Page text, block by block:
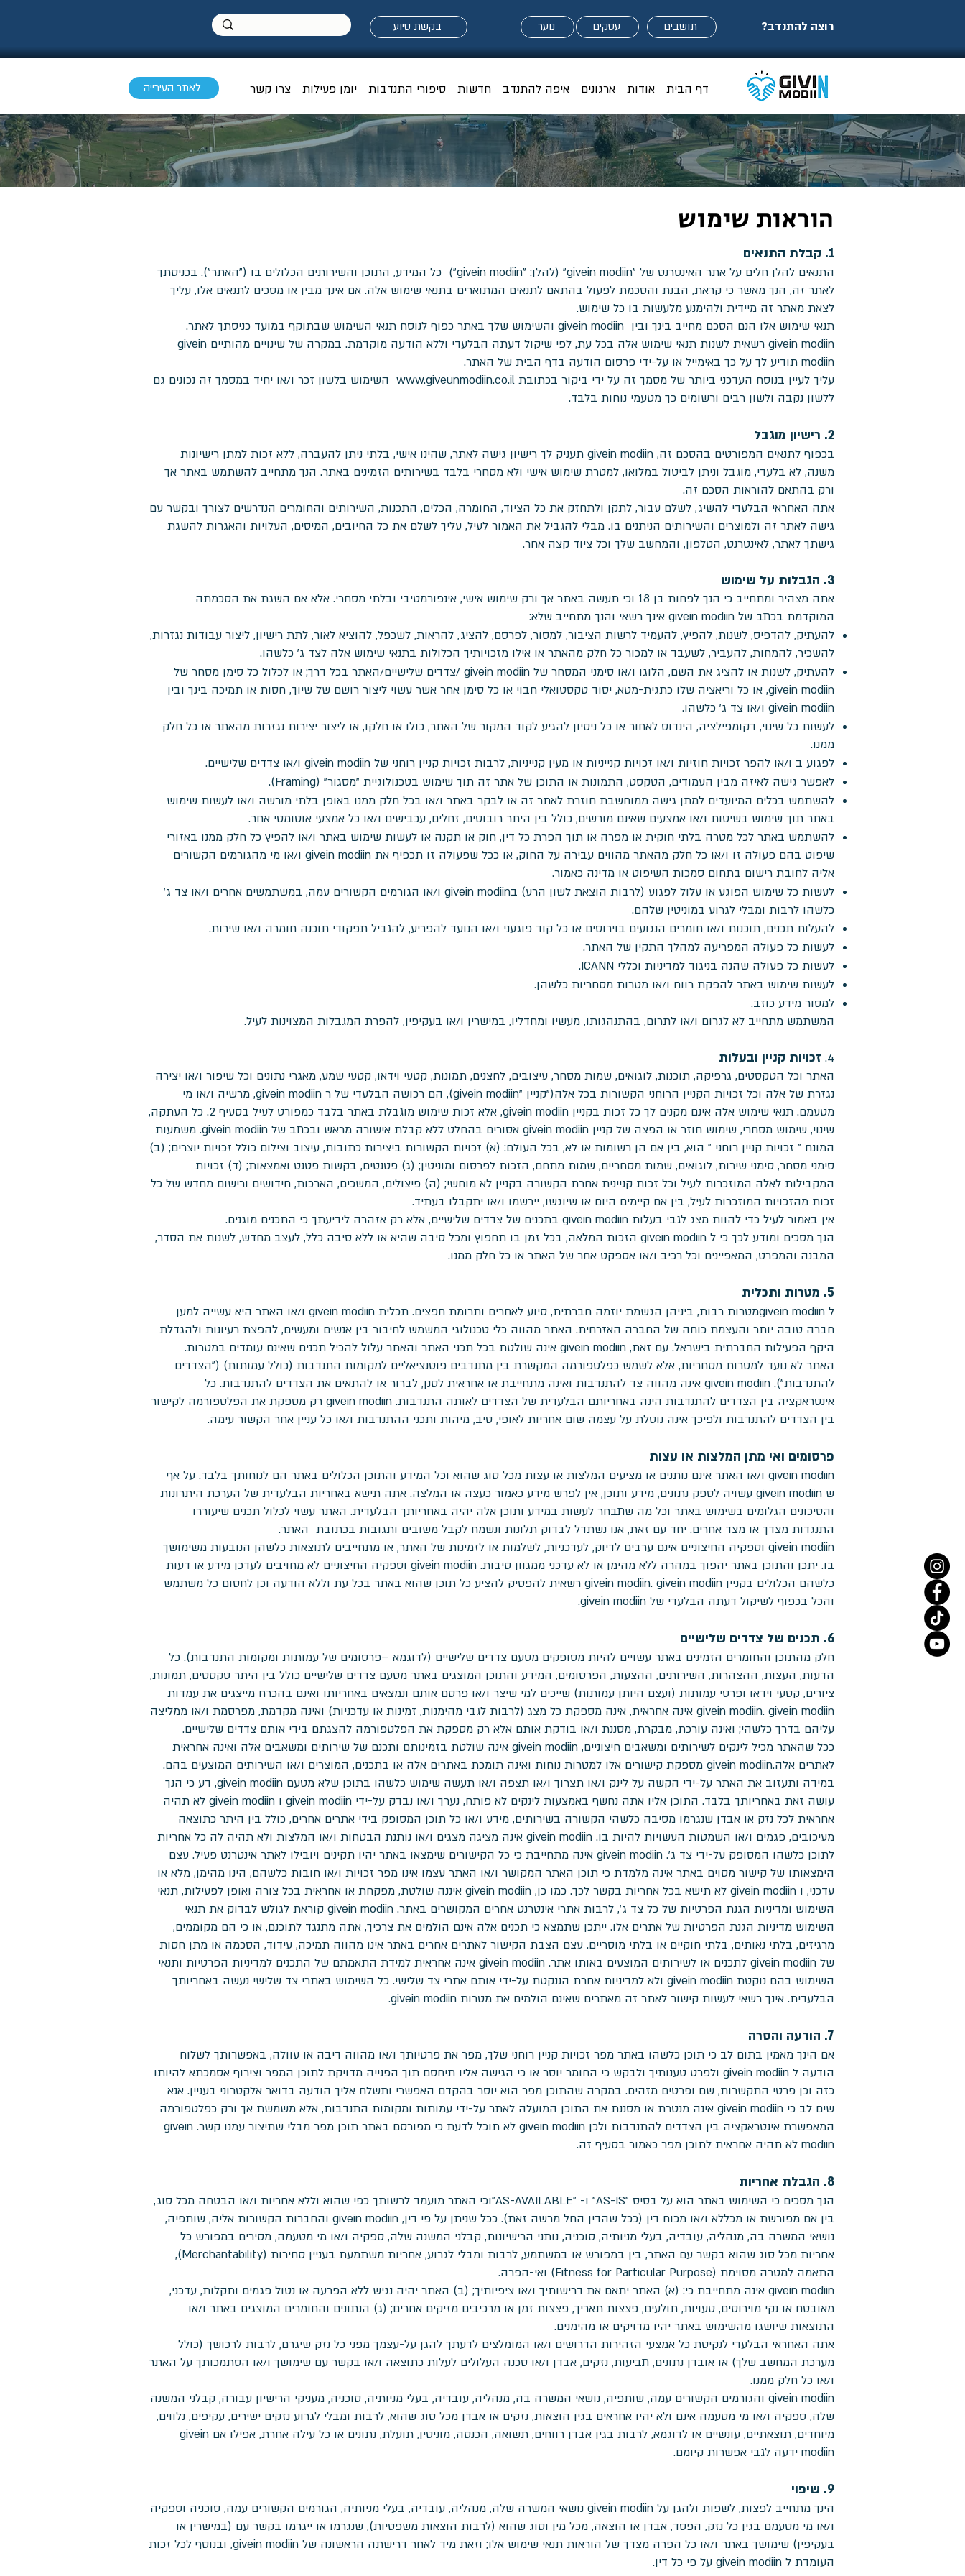
בקשת סיוע נוער עסקים תושבים רוצה להתנדב?
לאתר העירייה דף הבית אודות ארגונים איפה להתנדב חדשות סיפורי התנדבות יומן פעילות צרו קשר
הוראות שימוש
1. קבלת התנאים
התנאים להלן חלים על אתר האינטרנט של "givein modiin" (להלן: "givein modiin") כל המידע, התוכן והשירותים הכלולים בו ("האתר"). בכניסתך
לאתר זה, הנך מאשר כי קראת, הבנת והסכמת לפעול בהתאם לתנאים המתוארים בתנאי שימוש אלה. אם אינך מבין או מסכים לתנאים אלו, עליך
לצאת מאתר זה מיידית ולהימנע מלעשות בו כל שימוש.
תנאי שימוש אלו הנם הסכם מחייב בינך ובין givein modiin והשימוש שלך באתר כפוף לנוסח תנאי השימוש שבתוקף במועד כניסתך לאתר.
givein modiin רשאית לשנות תנאי שימוש אלה בכל עת, לפי שיקול דעתה הבלעדי וללא הודעה מוקדמת. במקרה של שינויים מהותיים givein
modiin תודיע לך על כך באימייל או על-ידי פרסום הודעה בדף הבית של האתר.
עליך לעיין בנוסח העדכני ביותר של מסמך זה על ידי ביקור בכתובת www.giveunmodiin.co.il השימוש בלשון זכר ו/או יחיד במסמך זה נכונים גם
ללשון נקבה ולשון רבים ורשומים כך מטעמי נוחות בלבד.
2. רישיון מוגבל
בכפוף לתנאים המפורטים בהסכם זה, givein modiin תעניק לך רישיון גישה לאתר, שהינו אישי, בלתי ניתן להעברה, ללא זכות למתן רישיונות
משנה, לא בלעדי, מוגבל וניתן לביטול במלואו, למטרת שימוש אישי ולא מסחרי בלבד בשירותים הזמינים באתר. הנך מתחייב להשתמש באתר אך
ורק בהתאם להוראות הסכם זה.
אתה האחראי הבלעדי להשיג, לשלם עבור, לתקן ולתחזק את כל הציוד, החומרה, הכלים, התכנות, השירותים והחומרים הנדרשים לצורך ובקשר עם
גישה לאתר זה ולמוצרים והשירותים הניתנים בו. מבלי להגביל את האמור לעיל, עליך לשלם את כל החיובים, המיסים, העלויות והאגרות להשגת
גישתך לאתר, לאינטרנט, הטלפון, והמחשב שלך וכל ציוד קצה אחר.
3. הגבלות על שימוש
אתה מצהיר ומתחייב כי הנך לפחות בן 18 וכי תעשה באתר אך ורק שימוש אישי, אינפורמטיבי ובלתי מסחרי. אלא אם השגת את הסכמתה
המוקדמת בכתב של givein modiin אינך רשאי והנך מתחייב שלא:
להעתיק, להדפיס, לשנות, להפיץ, להעמיד לרשות הציבור, למסור, לפרסם, להציג, להראות, לשכפל, להוציא לאור, לתת רישיון, ליצור עבודות נגזרות,
להשכיר, להמחות, להעביר, לשעבד או למכור כל חלק מהאתר או אילו מזכויותיך הכלולות בתנאי שימוש אלה לצד ג' כלשהו.
להעתיק, לשנות או להציג את השם, הלוגו ו/או סימני המסחר של givein modiin /צדדים שלישיים/האתר בכל דרך; או לכלול כל סימן מסחר של
givein modiin, או כל וריאציה שלו כתגית-מטא, יסוד טקסטואלי חבוי או כל סימן אחר אשר עשוי ליצור רושם של שיוך, חסות או תמיכה בינך ובין
givein modiin ו/או צד ג' כלשהו.
לעשות כל שינוי, דקומפילציה, הינדוס לאחור או כל ניסיון להגיע לקוד המקור של האתר, כולו או חלקו, או ליצור יצירות נגזרות מהאתר או כל חלק
ממנו.
לפגוע ב ו/או להפר זכויות חוזיות ו/או זכויות קנייניות או מעין קנייניות, לרבות זכויות קניין רוחני של givein modiin ו/או צדדים שלישיים.
לאפשר גישה לאיזה מבין העמודים, הטקסט, התמונות או התוכן של אתר זה תוך שימוש בטכנולוגיית "מסגור" (Framing).
להשתמש בכלים המיועדים למתן גישה ממוחשבת חוזרת לאתר זה או לבקר באתר ו/או בכל חלק ממנו באופן בלתי מורשה ו/או לעשות שימוש
באתר תוך שימוש בשיטות ו/או אמצעים שאינם מורשים, כולל בין היתר רובוטים, זחלים, עכבישים ו/או כל אמצעי אוטומטי אחר.
להשתמש באתר לכל מטרה בלתי חוקית או מפרה או תוך הפרת כל דין, חוק או תקנה או לעשות שימוש באתר ו/או להפיץ כל חלק ממנו באזורי
שיפוט בהם פעולה זו ו/או כל חלק מהאתר מהווים עבירה על החוק, או ככל שפעולה זו תכפיף את givein modiin ו/או מי מהגורמים הקשורים
אליה לחובת רישום בתחום סמכות השיפוט או מדינה כאמור.
לעשות כל שימוש הפוגע או עלול לפגוע (לרבות הוצאת לשון הרע) בgivein modiin ו/או הגורמים הקשורים עמה, במשתמשים אחרים ו/או צד ג'
כלשהו לרבות ומבלי לגרוע במוניטין שלהם.
להעלות תכנים, תוכנות ו/או חומרים הנגועים בוירוסים או כל קוד פוגעני ו/או הנועד להפריע, להגביל תפקודי תוכנה חומרה ו/או שירות.
לעשות כל פעולה המפריעה למהלך התקין של האתר.
לעשות כל פעולה שהנה בניגוד למדיניות וכללי ICANN.
לעשות שימוש באתר להפקת רווח ו/או מטרות מסחריות כלשהן.
למסור מידע כוזב.
המשתמש מתחייב לא לגרום ו/או לתרום, בהתנהגותו, מעשיו ומחדליו, במישרין ו/או בעקיפין, להפרת המגבלות המצוינות לעיל.
4. זכויות קניין ובעלות
האתר וכל הטקסטים, גרפיקה, תוכנות, לוגואים, שמות מסחר, עיצובים, לחצנים, תמונות, קטעי וידאו, קטעי שמע, מאגרי נתונים וכל שיפור ו/או יצירה
נגזרת של אלה וכל זכויות הקניין הרוחני הקשורות בכל אלה("קניין "givein modiin), הם רכושה הבלעדי של ר givein modiin, מרשיה ו/או מי
מטעמם. תנאי שימוש אלה אינם מקנים לך כל זכות בקניין givein modiin, אלא זכות שימוש מוגבלת באתר בלבד כמפורט לעיל בסעיף 2. כל העתקה,
שינוי, שימוש מסחרי, שימוש חוזר או הפצה של קניין givein modiin אסורים בהחלט ללא קבלת אישורה מראש ובכתב של givein modiin. משמעות
המונח " זכויות קניין רוחני " הוא, בין אם הן רשומות או לא, בכל העולם: (א) זכויות הקשורות ביצירות כתובות, עיצוב וצילום כולל זכויות יוצרים; (ב)
סימני מסחר, סימני שירות, לוגואים, שמות מסחריים, שמות מתחם, הזכות לפרסום ומוניטין; (ג) פטנטים, בקשות פטנט ואמצאות; (ד) זכויות
המקבילות לאלה המוזכרות לעיל וכל זכות קניינית אחרת הקשורה בקניין לא מוחשי; (ה) פיצולים, המשכים, הארכות, חידושים ורישום מחדש של כל
זכות מהזכויות המוזכרות לעיל, בין אם קיימים היום או שיוגשו, יירשמו ו/או יתקבלו בעתיד.
אין באמור לעיל כדי להוות מצג לגבי בעלות givein modiin בתכנים של צדדים שלישיים, אלא רק אזהרה לידיעתך כי התכנים מוגנים.
הנך מסכים ומודע לכך כי ל givein modiin הזכות המלאה, בכל זמן בו תחפוץ ומכל סיבה שהיא או ללא סיבה כלל, לעצב מחדש, לשנות את הסדר,
המבנה והמפרט, המאפיינים וכל רכיב ו/או אספקט אחר של האתר או כל חלק ממנו.
5. מטרות ותכלית
ל givein modiinמטרות רבות, ביניהן הגשמת יוזמה חברתית, סיוע לאחרים ותרומת חפצים. תכלית givein modiin ו/או האתר היא עשייה למען
חברה טובה יותר והעצמת כוחה של החברה האזרחית. האתר מהווה כלי טכנולוגי המשמש לחיבור בין אנשים ומעשים, להפצת רעיונות ולהגדלת
היקף הפעילות החברתית בישראל. עם זאת, givein modiin אינה שולטת בכל תכני האתר והאתר עלול להכיל תכנים שאינם עומדים במטרות.
האתר לא נועד למטרות מסחריות, אלא לשמש כפלטפורמה המקשרת בין מתנדבים פוטנציאליים למקומות התנדבות (כולל עמותות) ("הצדדים
להתנדבות"). givein modiin אינה מהווה צד להתנדבות ואינה מתחייבת או אחראית לסנן, לברור או להתאים את הצדדים להתנדבות. כל
אינטראקציה בין הצדדים להתנדבות הינה באחריותם הבלעדית של הצדדים לאותה התנדבות. givein modiin רק מספקת את הפלטפורמה לקישור
בין הצדדים להתנדבות ולפיכך אינה נוטלת על עצמה שום אחריות לאופי, טיב, מיהות ותכני ההתנדבות ו/או כל עניין אחר הקשור עימה.
פרסומים ואי מתן המלצות או עצות
givein modiin ו/או האתר אינם נותנים או מציעים המלצות או עצות מכל סוג שהוא וכל המידע והתוכן הכלולים באתר הם לנוחותך בלבד. על אף
ש givein modiin עשויה לספק נתונים, מידע ותוכן, אין לפרש מידע כאמור כעצה או המלצה. אתה תישא באחריות הבלעדית של הערכת היתרונות
והסיכונים הגלומים בשימוש באתר וכל מה שתבחר לעשות במידע ותוכן אלה יהיה באחריותך הבלעדית. האתר עשוי לכלול תכנים שיעוררו
התנגדות מצדך או מצד אחרים. יחד עם זאת, אנו נשתדל לבדוק תלונות ונשמח לקבל משובים ותגובות בכתובת האתר.
givein modiin וספקיה החיצוניים אינם ערבים לדיוק, לעדכניות, לשלמות או לזמינות של האתר, או מתחייבים לתוצאות כלשהן הנובעות משימושך
בו. יתכן והתוכן באתר יהפוך במהרה ללא מהימן או לא עדכני ממגוון סיבות. givein modiin וספקיה החיצוניים לא מחויבים לעדכן מידע או דעות
כלשהם הכלולים בקניין givein modiin. givein modiin רשאית להפסיק להציע כל תוכן שהוא באתר בכל עת וללא הודעה וכן לחסום כל משתמש
והכל בכפוף לשיקול דעתה הבלעדי של givein modiin.
6. תכנים של צדדים שלישיים
חלק מהתוכן והחומרים הזמינים באתר עשויים להיות מסופקים מטעם צדדים שלישיים (לדוגמא –פרסומים של עמותות ומקומות התנדבות). כל
הדעות, העצות, ההצהרות, השירותים, ההצעות, הפרסומים, המידע והתוכן המוצגים באתר מטעם צדדים שלישיים כולל בין היתר טקסטים, תמונות,
ציורים, קטעי וידאו ופרטי עמותות (ועצם היותן עמותות) שייכים למי שיצר ו/או פרסם אותם ונמצאים באחריותו ואינם בהכרח מייצגים את עמדות
givein modiin. givein modiin אינה אחראית, אינה מספקת כל מצג (לרבות לגבי מהימנות, זמינות או עדכניות) ואינה מקדמת, מפרסמת ו/או ממליצה
עליהם בדרך כלשהי; ואינה עורכת, מבקרת, מסננת ו/או בודקת אותם אלא רק מספקת את הפלטפורמה להצגתם בידי אותם צדדים שלישיים.
ככל שהאתר מכיל לינקים לשירותים ומשאבים חיצוניים, givein modiin אינה שולטת בזמינותם ותכנם של שירותים ומשאבים אלה ואינה אחראית
לאתרים אלה.givein modiin מספקת קישורים אלו למטרות נוחות ואינה תומכת באתרים אלה או בתכנים, המוצרים ו/או השירותים המוצעים בהם.
במידה ותעזוב את האתר על-ידי הקשה על לינק ו/או תצרוך ו/או תצפה ו/או תעשה שימוש כלשהו בתוכן שלא מטעם givein modiin, דע כי הנך
עושה זאת באחריותך בלבד. התוכן אליו אתה נחשף באמצעות לינקים לא פותח, נערך ו/או נבדק על-ידי givein modiin ו givein modiin לא תהיה
אחראית לכל נזק או אבדן שנגרמו מסיבה כלשהי הקשורה בשירותים, מידע ו/או כל תוכן המסופק בידי אתרים אחרים, כולל בין היתר כתוצאה
מעיכובים, פגמים ו/או השמטות העשויות להיות בו. givein modiin אינה מציגה מצגים ו/או נותנת הבטחות ו/או המלצות ולא תהיה לה כל אחריות
לתוכן כלשהו המסופק על-ידי צד ג'. givein modiin אינה מתחייבת כי כל הקישורים שימצאו באתר יהיו תקינים ויובילו לאתר אינטרנט פעיל. עצם
הימצאותו של קישור מסוים באתר אינה מלמדת כי תוכן האתר המקושר ו/או האתר עצמו אינו מפר זכויות ו/או חובות כלשהם, הינו מהימן, מלא או
עדכני, ו givein modiin לא תישא בכל אחריות בקשר לכך. כמו כן, givein modiin איננה שולטת, מפקחת או אחראית בכל צורה ואופן לפעילות, תנאי
השימוש ומדיניות הגנת הפרטיות של כל צד ג', לרבות אתרי אינטרנט אחרים המקושרים באתר. givein modiin קוראת לגולש לבדוק את תנאי
השימוש מדיניות הגנת הפרטיות של אתרים אלו. ייתכן שתמצא כי תכנים אלה אינם הולמים את צרכיך, אתה מתנגד לתוכנם, או כי הם מקוממים,
מרגיזים, בלתי נאותים, בלתי חוקיים או בלתי מוסריים. עצם הצבת הקישור לאתרים אחרים באתר אינו מהווה תמיכה, עידוד, הסכמה או מתן חסות
של givein modiin לתכנים או לשירותים המוצעים באותו אתר. givein modiin אינה אחראית למידת התאמתם של התכנים למדיניות הפרטיות ותנאי
השימוש בהם נוקטת givein modiin ולא למדיניות אחרת הננקטת על-ידי אותם אתרי צד שלישי. כל השימוש באתרי צד שלישי נעשה באחריותך
הבלעדית. אינך רשאי לעשות קישור לאתר זה מאתרים שאינם הולמים את מטרות givein modiin.
7. הודעה והסרה
אם הינך מאמין בתום לב כי תוכן כלשהו באתר מפר זכויות קניין רוחני שלך, מפר את פרטיותך ו/או מהווה דיבה או עוולה, באפשרותך לשלוח
הודעה ל givein modiin ולפרט טענותיך ולבקש כי החומר יוסר או כי הגישה אליו תיחסם תוך הפנייה מדויקת לתוכן המפר וצירוף אסמכתא להיותו
כזה וכן פרטי התקשרות, שם ופרטים מזהים. במקרה שהתוכן מפר הוא יוסר בהקדם האפשרי ותשלח אליך הודעה בדואר אלקטרוני בעניין. אנא
שים לב כי givein modiin אינה מנטרת או מסננת את התוכן המועלה לאתר על-ידי עמותות ומקומות התנדבות, אלא משמשת אך ורק כפלטפורמה
המאפשרת אינטראקציה בין הצדדים להתנדבות ולכן givein modiin לא תוכל לדעת כי מפורסם באתר תוכן מפר מבלי שתיצור עמנו קשר. givein
modiin לא תהיה אחראית לתוכן מפר כאמור בסעיף זה.
8. הגבלת אחריות
הנך מסכים כי השימוש באתר הוא על בסיס "AS-IS" ו- "AS-AVAILABLE"וכי האתר מועמד לרשותך כפי שהוא וללא אחריות ו/או הבטחה מכל סוג,
בין אם מפורשת או מכללא ו/או מכוח דין (ככל שהדין החל מרשה זאת). ככל שניתן על פי דין, givein modiin והחברות הקשורות אליה, שותפיה,
נושאי המשרה בה, מנהליה, עובדיה, בעלי מניותיה, סוכניה, נותני הרישיונות, קבלני המשנה שלה, ספקיה ו/או מי מטעמה, מסירים במפורש כל
אחריות מכל סוג שהוא בקשר עם האתר, בין במפורש או במשתמע, לרבות ומבלי לגרוע, אחריות משתמעת בעניין סחירות (Merchantability),
התאמה למטרה מסוימת (Fitness for Particular Purpose) ואי-הפרה.
givein modiin אינה מתחייבת כי: (א) האתר יתאם את דרישותיך ו/או ציפיותיך; (ב) האתר יהיה נגיש ללא הפרעה או נטול פגמים ותקלות, עדכני,
מאובטח או נקי מוירוסים, טעויות, תולעים, פצצות תאריך, פצצות זמן או מרכיבים מזיקים אחרים; (ג) הנתונים והחומרים המוצגים באתר ו/או
התוצאות שיושגו מהשימוש באתר יהיו מדויקים או מהימנים.
אתה האחראי הבלעדי לנקיטת כל אמצעי הזהירות הדרושים ו/או המומלצים לדעתך להגן על-עצמך מפני כל נזק שיגרם, לרבות לרכושך (כולל
מערכת המחשב שלך) או אובדן נתונים, תביעות, נזקים, אבדן ו/או סכנה העלולים לעלות כתוצאה ו/או בקשר עם שימושך ו/או הסתמכותך על האתר
ו/או כל חלק ממנו.
givein modiin והגורמים הקשורים עמה, שותפיה, נושאי המשרה בה, מנהליה, עובדיה, בעלי מניותיה, סוכניה, מעניקי הרישיון עבורה, קבלני המשנה
שלה, ספקיה ו/או מי מטעמה אינם ולא יהיו אחראים בגין הוצאות, נזקים או אבדן מכל סוג שהוא, לרבות ומבלי לגרוע נזקים ישירים, עקיפים, נלווים,
מיוחדים, תוצאתיים, עונשיים או לדוגמא, לרבות בגין אבדן רווחים, תשואה, הכנסה, מוניטין, תועלת, נתונים או כל עילה אחרת, אפילו אם givein
modiin ידעה לגבי אפשרות קיומם.
9. שיפוי
הינך מתחייב לפצות, לשפות ולהגן על givein modiin נושאי המשרה שלה, מנהליה, עובדיה, בעלי מניותיה, הגורמים הקשורים עמה, סוכניה וספקיה
ו/או מי מטעמם בגין כל נזק, הפסד, אבדן או הוצאה, מכל מין וסוג שהוא (לרבות הוצאות משפטיות), שנגרמו או ייגרמו בקשר עם (במישרין או
בעקיפין) שימושך באתר ו/או כל הפרה מצדך של הוראות תנאי שימוש אלו; וזאת מיד לאחר דרישתה הראשונה של givein modiin, ובנוסף לכל זכות
העומדת ל givein modiin על פי כל דין.